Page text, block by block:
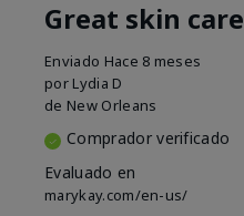
Great skin
Enviado Hace 8 meses
por Lydia D
de New Orleans
Comprador verificado
Evaluado en
marykay.com/en-us/